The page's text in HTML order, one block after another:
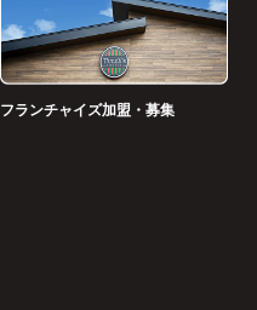
フランチャイズ加盟・募集